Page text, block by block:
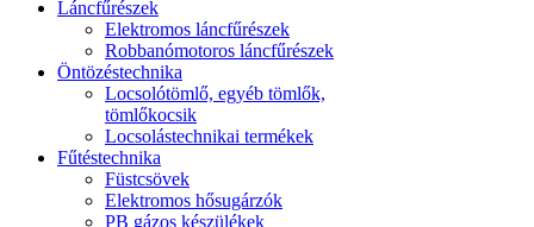
Láncfűrészek
Elektromos láncfűrészek
Robbanómotoros láncfűrészek
Öntözéstechnika
Locsolótömlő, egyéb tömlők,
tömlőkocsik
Locsolástechnikai termékek
Fűtéstechnika
Füstcsövek
Elektromos hősugárzók
PB gázos készülékek